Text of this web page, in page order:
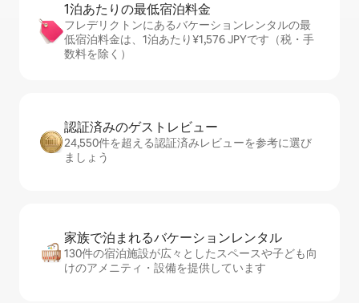
1泊あたりの最⁠低⁠宿⁠泊⁠料⁠金
フレデリクトンにあるバケーションレンタルの最
低宿泊料金は、1泊あたり¥1,576 JPYです（税・手
数料を除く）
認証済みのゲ⁠ス⁠ト⁠レ⁠ビ⁠ュ⁠ー
24,550件を超える認証済みレビューを参考に選び
ましょう
家族で泊まれるバ⁠ケ⁠ー⁠シ⁠ョ⁠ンレ⁠ン⁠タ⁠ル
130件の宿泊施設が広々としたスペースや子ども向
けのアメニティ・設備を提供しています